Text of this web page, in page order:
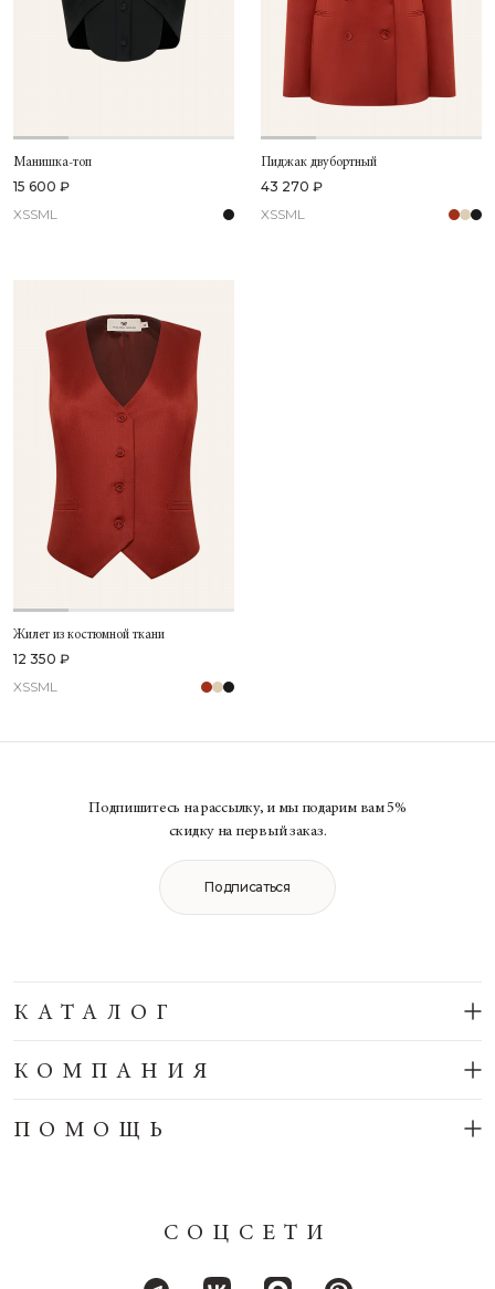
Манишка-топ
15 600 ₽
XSSML
Пиджак двубортный
43 270 ₽
XSSML
Жилет из костюмной ткани
12 350 ₽
XSSML
Подпишитесь на рассылку, и мы подарим вам 5%
скидку на первый заказ.
Подписаться
СОЦСЕТИ
КАТАЛОГ
КОМПАНИЯ
ПОМОЩЬ